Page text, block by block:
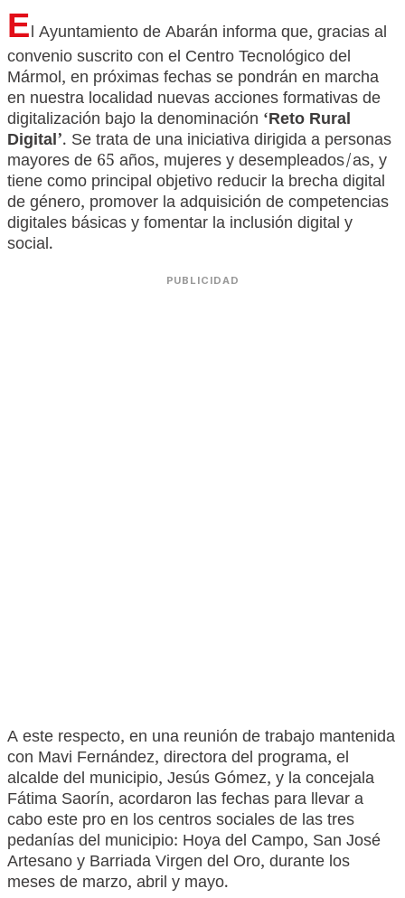
El Ayuntamiento de Abarán informa que, gracias al
convenio suscrito con el Centro Tecnológico del
Mármol, en próximas fechas se pondrán en marcha
en nuestra localidad nuevas acciones formativas de
digitalización bajo la denominación ‘Reto Rural
Digital’. Se trata de una iniciativa dirigida a personas
mayores de 65 años, mujeres y desempleados/as, y
tiene como principal objetivo reducir la brecha digital
de género, promover la adquisición de competencias
digitales básicas y fomentar la inclusión digital y
social.
PUBLICIDAD
A este respecto, en una reunión de trabajo mantenida
con Mavi Fernández, directora del programa, el
alcalde del municipio, Jesús Gómez, y la concejala
Fátima Saorín, acordaron las fechas para llevar a
cabo este pro en los centros sociales de las tres
pedanías del municipio: Hoya del Campo, San José
Artesano y Barriada Virgen del Oro, durante los
meses de marzo, abril y mayo.